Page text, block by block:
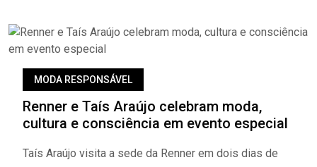
MODA RESPONSÁVEL
Renner e Taís Araújo celebram moda,
cultura e consciência em evento especial
Taís Araújo visita a sede da Renner em dois dias de